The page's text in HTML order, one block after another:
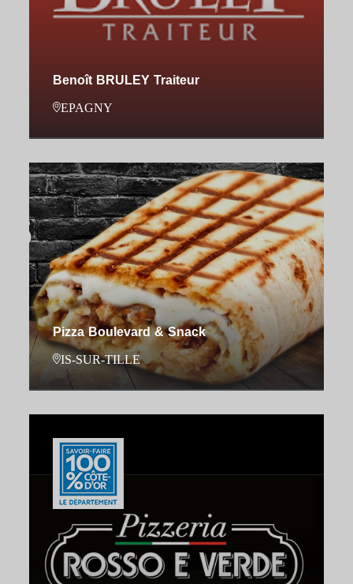
Benoît BRULEY Traiteur
EPAGNY
Pizza Boulevard & Snack
IS-SUR-TILLE